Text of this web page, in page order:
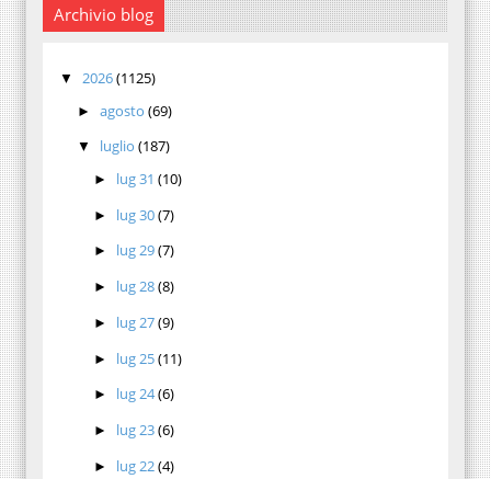
Archivio blog
▼ 2026(1125)
► agosto (69)
▼ luglio (187)
► lug 31(10)
► lug 30(7)
► lug 29(7)
► lug 28(8)
► lug 27(9)
► lug 25(11)
► lug 24(6)
► lug 23(6)
► lug 22(4)